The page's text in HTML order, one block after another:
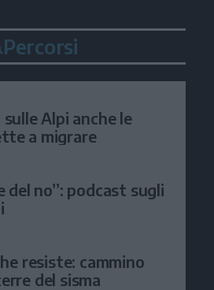
Alpi anche le
a migrare
del no”: podcast sugli
resiste: cammino
del sisma